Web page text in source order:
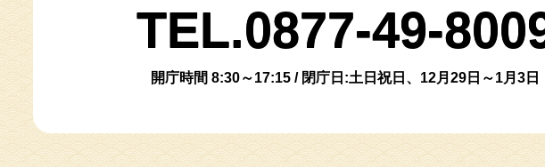
TEL.0877-49-
開庁時間 8:30～17:15 / 閉庁日:土日祝日、12月29日～1月3日